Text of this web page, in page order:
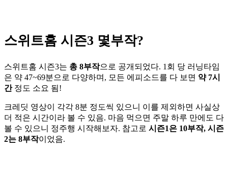
스위트홈 시즌3 몇부작?
스위트홈 시즌3는 총 8부작으로 공개되었다. 1회 당 러닝타임
은 약 47~69분으로 다양하며, 모든 에피소드를 다 보면 약 7시
간 정도 소요 됨!
크레딧 영상이 각각 8분 정도씩 있으니 이를 제외하면 사실상
더 적은 시간이라 볼 수 있음. 마음 먹으면 주말 하루 만에도 다
볼 수 있으니 정주행 시작해보자. 참고로 시즌1은 10부작, 시즌
2는 8부작이었음.